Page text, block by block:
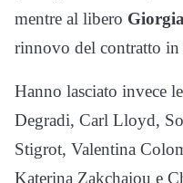
mentre al libero
rinnovo del contratto in
Hanno lasciato invece
Degradi, Carl Lloyd,
Stigrot, Valentina
Katerina Zakchaiou e